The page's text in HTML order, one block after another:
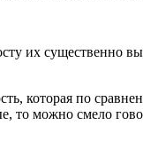
их существенно
которая по
можно смело